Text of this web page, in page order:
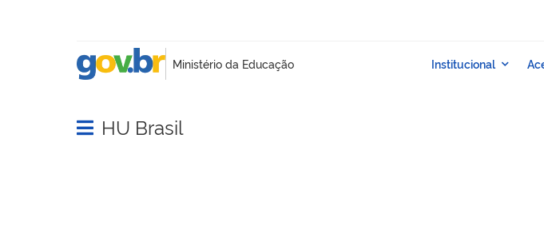
Abrir menu principal de navegação
HU Brasil